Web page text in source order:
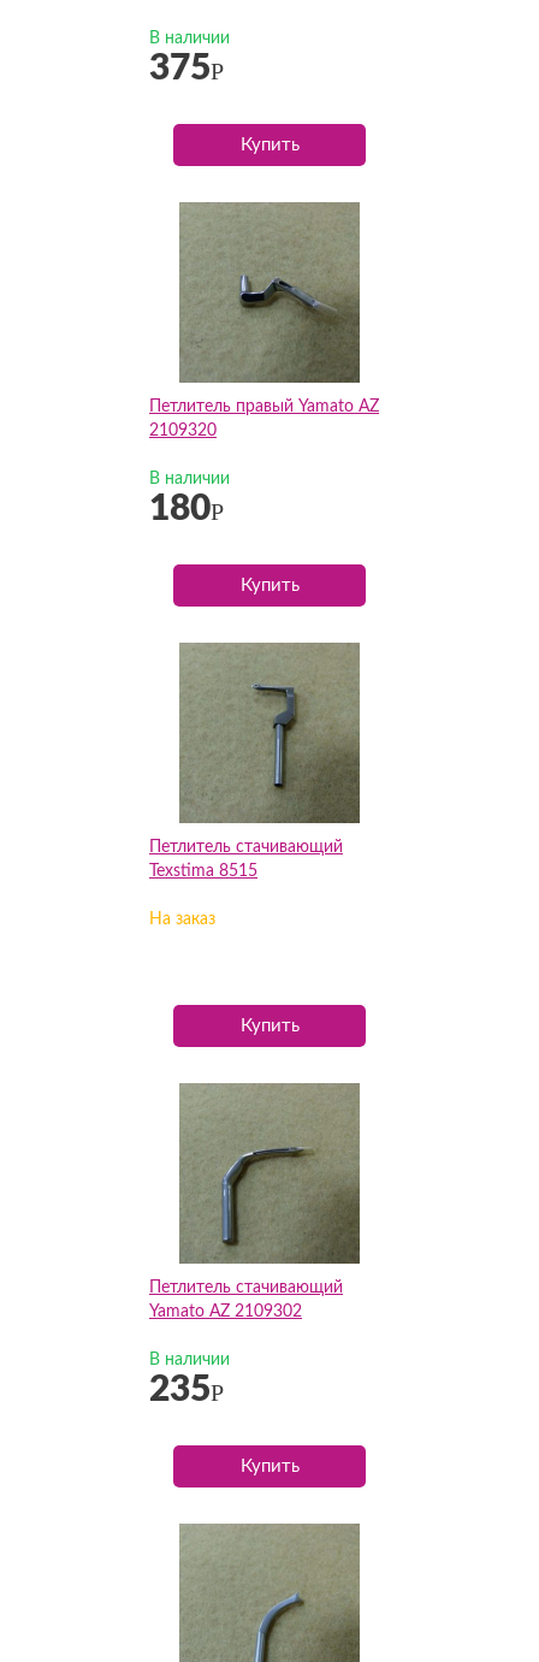
В наличии
375Р
Купить
Петлитель правый Yamato AZ
2109320
В наличии
180Р
Купить
Петлитель стачивающий
Texstima 8515
На заказ
Купить
Петлитель стачивающий
Yamato AZ 2109302
В наличии
235Р
Купить